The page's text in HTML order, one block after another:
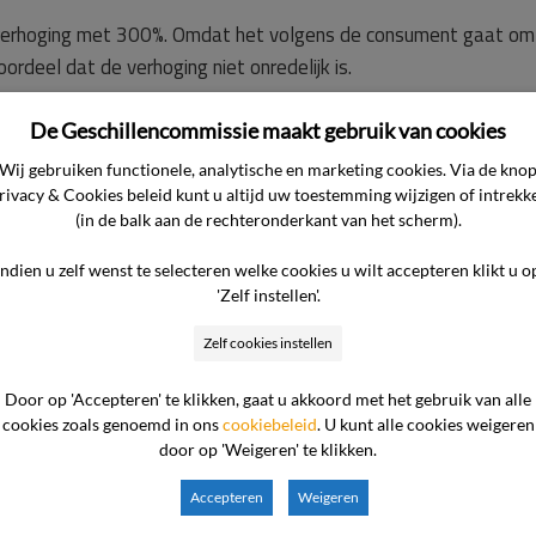
met 300%. Omdat het volgens de consument gaat
dat de verhoging niet onredelijk is.
advies door de Geschillencommissie Energie (verder te
ondernemer. De commissie heeft kennisgenomen van de
via een videoverbinding hun standpunten toegelicht.
door [naam].
2025 te Den Haag.
modelcontract voor elektriciteit gesloten. In de bij
juli gewijzigd kunnen worden. De ondernemer heeft de
De Geschillencommissie maakt gebruik van cookies
Wij gebruiken functionele, analytische en marketing cookies. Via de knop
& Cookies beleid kunt u altijd uw toestemming wijzigen of
(in de balk aan de rechteronderkant van het scherm).
u zelf wenst te selecteren welke cookies u wilt accepteren klikt u
'Zelf instellen'.
Zelf cookies instellen
Door op 'Accepteren' te klikken, gaat u akkoord met het gebruik van alle
cookies zoals genoemd in onscookiebeleid. U kunt alle cookies weigeren
door op 'Weigeren' te klikken.
Accepteren Weigeren